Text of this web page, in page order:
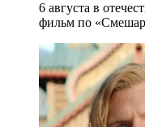
6 августа в
фильм по